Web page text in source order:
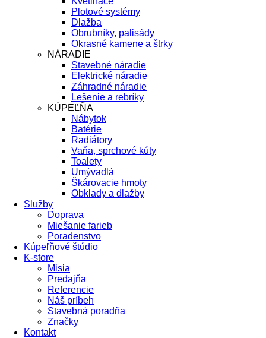
Plotové systémy
Dlažba
Obrubníky, palisády
Okrasné kamene a štrky
NÁRADIE
Stavebné náradie
Elektrické náradie
Záhradné náradie
Lešenie a rebríky
KÚPEĽŇA
Nábytok
Batérie
Radiátory
Vaňa, sprchové kúty
Toalety
Umývadlá
Škárovacie hmoty
Obklady a dlažby
Služby
Doprava
Miešanie farieb
Poradenstvo
Kúpeľňové štúdio
K-store
Misia
Predajňa
Referencie
Náš príbeh
Stavebná poradňa
Značky
Kontakt